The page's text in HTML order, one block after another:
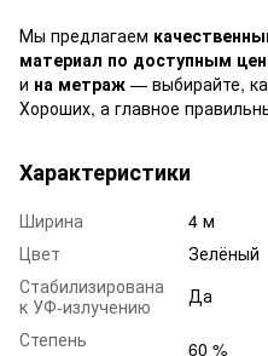
Мы предлагаем
материал по доступным
и на метраж — выбирайте,
Хороших, а главное
Характеристики
Ширина
4 м
Цвет
Зелёный
Стабилизирована
к УФ-излучению
Да
Степень
60 %